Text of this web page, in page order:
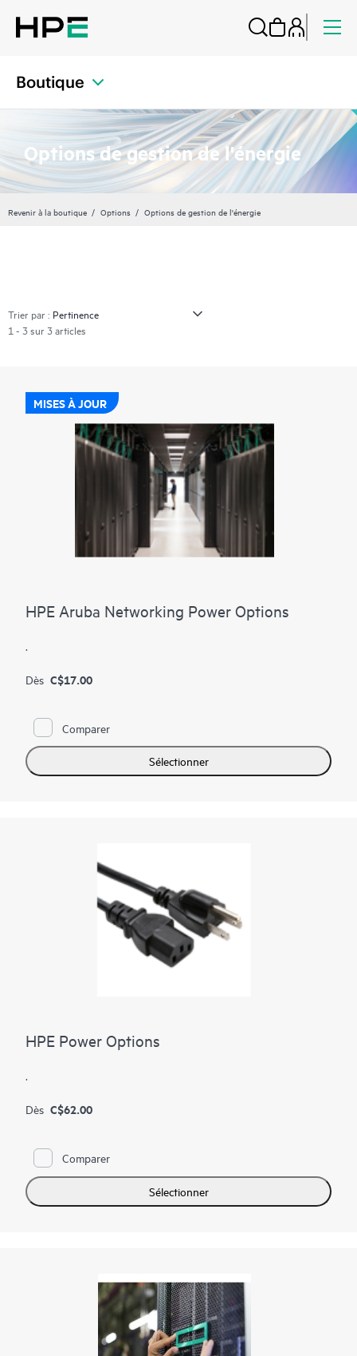
Boutique
Options de gestion de l'énergie
Revenir à la boutique Options Options de gestion de l'énergie
Trier par :
1 - 3 sur 3 articles
MISES À JOUR
HPE Aruba Networking Power Options
.
Dès C$17.00
Comparer
Sélectionner
HPE Power Options
.
Dès C$62.00
Comparer
Sélectionner